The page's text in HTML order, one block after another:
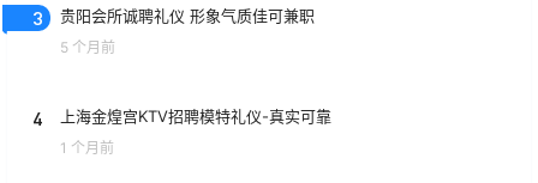
3 贵阳会所诚聘礼仪 形象气质佳可兼职
5 个月前
4 上海金煌宫KTV招聘模特礼仪-真实可靠
1 个月前